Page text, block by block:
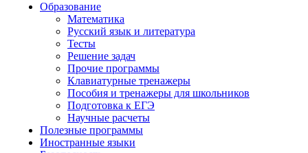
Образование
Математика
Русский язык и литература
Тесты
Решение задач
Прочие программы
Клавиатурные тренажеры
Пособия и тренажеры для школьников
Подготовка к ЕГЭ
Научные расчеты
Полезные программы
Иностранные языки